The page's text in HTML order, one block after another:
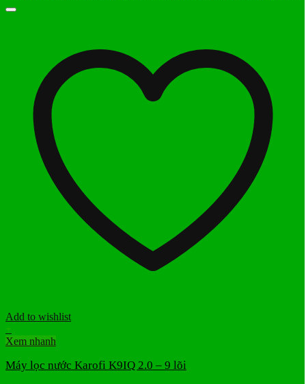
Add to wishlist
+
Xem nhanh
Máy lọc nước Karofi K9IQ 2.0 – 9 lõi